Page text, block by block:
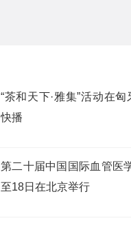
“茶和天下·雅集”活动在
快播
第二十届中国国际血管医
至18日在北京举行